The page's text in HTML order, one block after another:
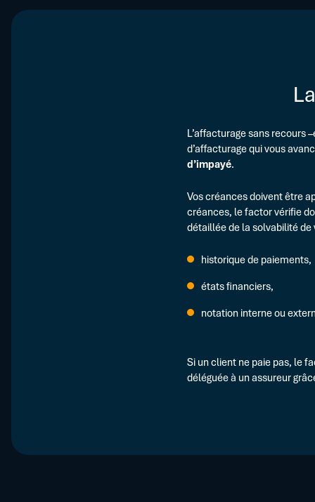
L’affacturage sans recours
d’affacturage qui vous
d’impayé.
Vos créances doivent être
créances, le factor vérifie
détaillée de la solvabilité de
historique de paiements,
états financiers,
notation interne ou
Si un client ne paie pas, le
déléguée à un assureur